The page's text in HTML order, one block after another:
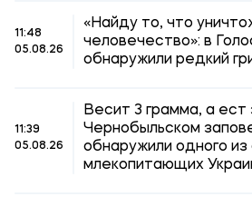
11:48
05.08.26
«Найду то, что
человечество»: в
обнаружили редкий
11:39
05.08.26
Весит 3 грамма, а ест
Чернобыльском
обнаружили одного
млекопитающих